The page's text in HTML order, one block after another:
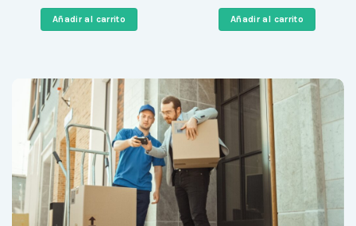
era:
166,71 €.
es:
146,99 €.
Añadir al carrito
era:
259,00 €.
es:
92,00 €.
Añadir al carrito